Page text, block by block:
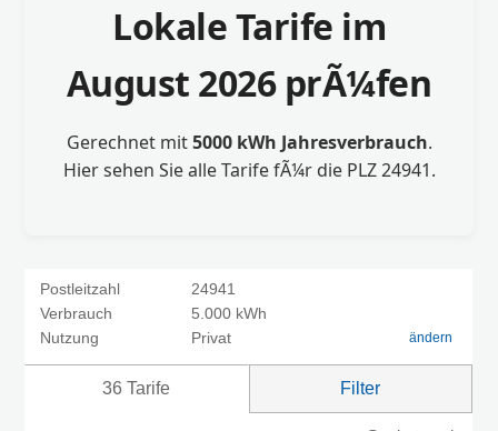
Lokale Tarife im
August 2026 prÃ¼fen
Gerechnet mit5000 kWh Jahresverbrauch.
Hier sehen Sie alle Tarife fÃ¼r die PLZ 24941.